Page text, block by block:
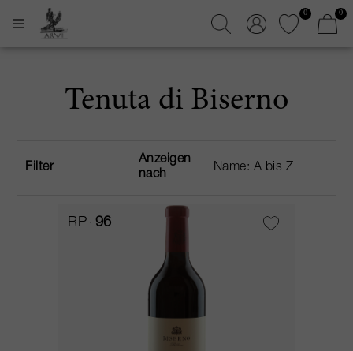
0 0
Tenuta di Biserno
Filter
Anzeigen
nach
RP 96